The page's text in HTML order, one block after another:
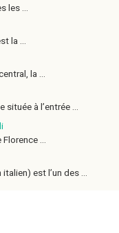
les ...
la ...
la ...
à l’entrée ...
...
est l’un des ...